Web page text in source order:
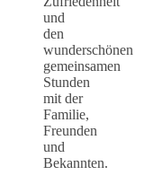
und
den
wunderschönen
gemeinsamen
Stunden
mit der
Familie,
Freunden
und
Bekannten.